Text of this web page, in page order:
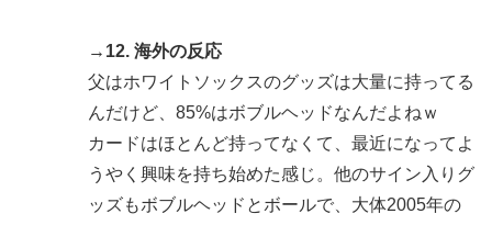
→12. 海外の反応
父はホワイトソックスのグッズは大量に持ってる
んだけど、85%はボブルヘッドなんだよねｗ
カードはほとんど持ってなくて、最近になってよ
うやく興味を持ち始めた感じ。他のサイン入りグ
ッズもボブルヘッドとボールで、大体2005年の